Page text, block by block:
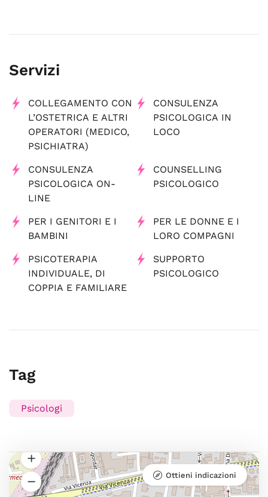
Servizi
COLLEGAMENTO CON
L’OSTETRICA E ALTRI
OPERATORI (MEDICO,
PSICHIATRA)
CONSULENZA
PSICOLOGICA IN
LOCO
CONSULENZA
PSICOLOGICA ON-
LINE
COUNSELLING
PSICOLOGICO
PER I GENITORI E I
BAMBINI
PER LE DONNE E I
LORO COMPAGNI
PSICOTERAPIA
INDIVIDUALE, DI
COPPIA E FAMILIARE
SUPPORTO
PSICOLOGICO
Tag
Psicologi
Ottieni indicazioni